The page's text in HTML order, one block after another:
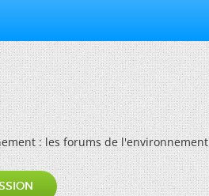
: les forums de l'environnement